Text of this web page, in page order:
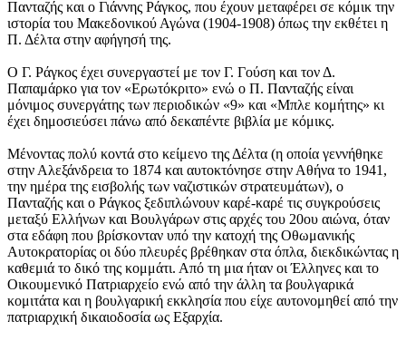
Πανταζής και ο Γιάννης Ράγκος, που έχουν μεταφέρει σε κόμικ την
ιστορία του Μακεδονικού Αγώνα (1904-1908) όπως την εκθέτει η
Π. Δέλτα στην αφήγησή της.
Ο Γ. Ράγκος έχει συνεργαστεί με τον Γ. Γούση και τον Δ.
Παπαμάρκο για τον «Ερωτόκριτο» ενώ ο Π. Πανταζής είναι
μόνιμος συνεργάτης των περιοδικών «9» και «Μπλε κομήτης» κι
έχει δημοσιεύσει πάνω από δεκαπέντε βιβλία με κόμικς.
Μένοντας πολύ κοντά στο κείμενο της Δέλτα (η οποία γεννήθηκε
στην Αλεξάνδρεια το 1874 και αυτοκτόνησε στην Αθήνα το 1941,
την ημέρα της εισβολής των ναζιστικών στρατευμάτων), ο
Πανταζής και ο Ράγκος ξεδιπλώνουν καρέ-καρέ τις συγκρούσεις
μεταξύ Ελλήνων και Βουλγάρων στις αρχές του 20ου αιώνα, όταν
στα εδάφη που βρίσκονταν υπό την κατοχή της Οθωμανικής
Αυτοκρατορίας οι δύο πλευρές βρέθηκαν στα όπλα, διεκδικώντας η
καθεμιά το δικό της κομμάτι. Από τη μια ήταν οι Έλληνες και το
Οικουμενικό Πατριαρχείο ενώ από την άλλη τα βουλγαρικά
κομιτάτα και η βουλγαρική εκκλησία που είχε αυτονομηθεί από την
πατριαρχική δικαιοδοσία ως Εξαρχία.